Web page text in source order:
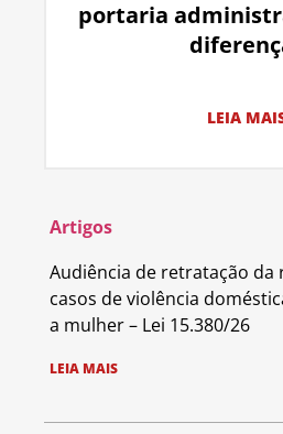
portaria
LEIA
Artigos
Audiência de retratação da
casos de violência
a mulher – Lei 15.380/26
LEIA MAIS